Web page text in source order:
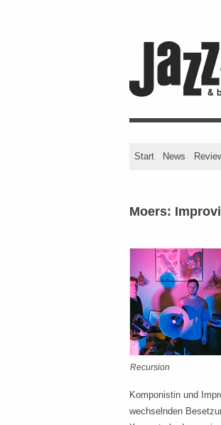
Start News
Moers:
Recursion
Komponistin und
wechselnden